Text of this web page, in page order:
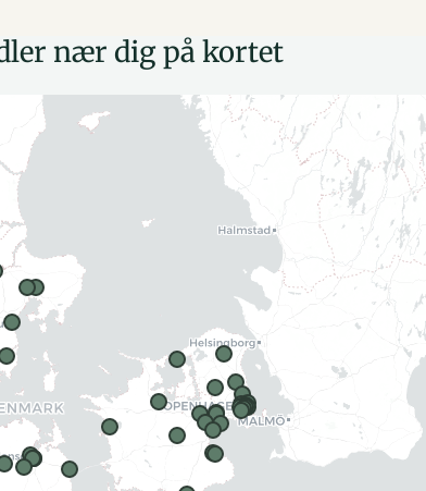
nær dig på kortet